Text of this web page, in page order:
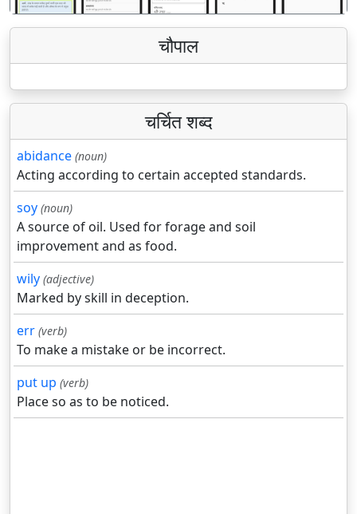
चौपाल
चर्चित शब्द
abidance (noun)
Acting according to certain accepted standards.
soy (noun)
A source of oil. Used for forage and soil
improvement and as food.
wily (adjective)
Marked by skill in deception.
err (verb)
To make a mistake or be incorrect.
put up (verb)
Place so as to be noticed.